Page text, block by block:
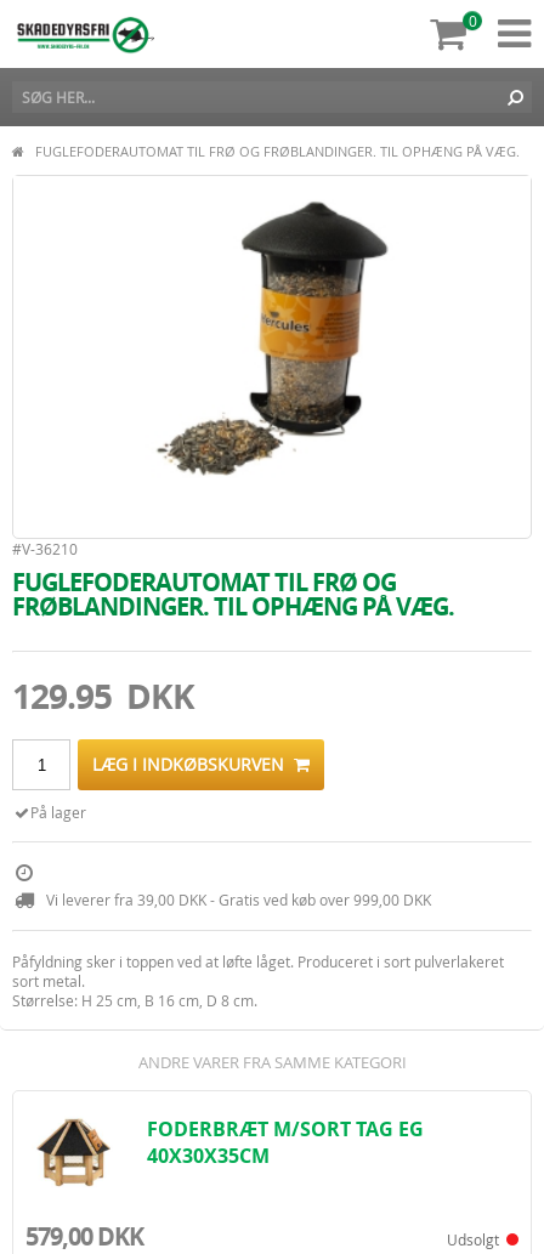
0
FUGLEFODERAUTOMAT TIL FRØ OG FRØBLANDINGER. TIL OPHÆNG PÅ VÆG.
#V-36210
FUGLEFODERAUTOMAT TIL FRØ OG
FRØBLANDINGER. TIL OPHÆNG PÅ VÆG.
129.95 DKK
LÆG I INDKØBSKURVEN
På lager
Vi leverer fra 39,00 DKK - Gratis ved køb over 999,00 DKK
Påfyldning sker i toppen ved at løfte låget. Produceret i sort pulverlakeret
sort metal.
Størrelse: H 25 cm, B 16 cm, D 8 cm.
ANDRE VARER FRA SAMME KATEGORI
FODERBRÆT M/SORT TAG EG
40X30X35CM
579,00 DKK Udsolgt